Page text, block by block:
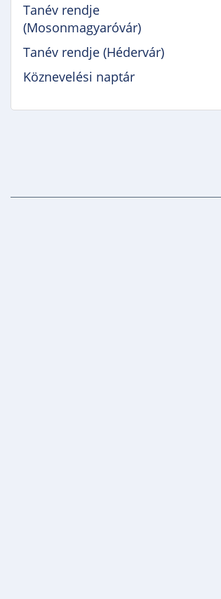
Tanév rendje
(Mosonmagyaróvár)
Tanév rendje (Hédervár)
Köznevelési naptár